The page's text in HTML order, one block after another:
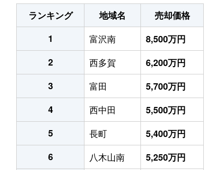
ランキング
地域名
売却価格
1
富沢南
8,500万円
2
西多賀
6,200万円
3
富田
5,700万円
4
西中田
5,500万円
5
長町
5,400万円
6
八木山南
5,250万円